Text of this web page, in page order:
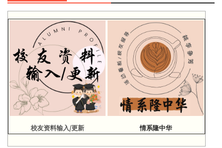
校友资料输入/更新 情系隆中华